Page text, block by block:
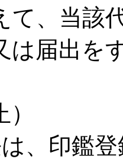
て、当該
は届出を
印鑑登